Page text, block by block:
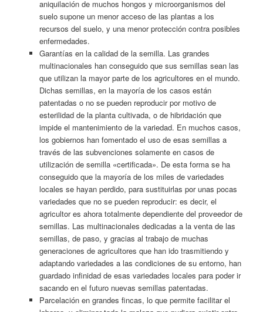
aniquilación de muchos hongos y microorganismos del
suelo supone un menor acceso de las plantas a los
recursos del suelo, y una menor protección contra posibles
enfermedades.
Garantías en la calidad de la semilla. Las grandes
multinacionales han conseguido que sus semillas sean las
que utilizan la mayor parte de los agricultores en el mundo.
Dichas semillas, en la mayoría de los casos están
patentadas o no se pueden reproducir por motivo de
esterilidad de la planta cultivada, o de hibridación que
impide el mantenimiento de la variedad. En muchos casos,
los gobiernos han fomentado el uso de esas semillas a
través de las subvenciones solamente en casos de
utilización de semilla «certificada». De esta forma se ha
conseguido que la mayoría de los miles de variedades
locales se hayan perdido, para sustituirlas por unas pocas
variedades que no se pueden reproducir: es decir, el
agricultor es ahora totalmente dependiente del proveedor de
semillas. Las multinacionales dedicadas a la venta de las
semillas, de paso, y gracias al trabajo de muchas
generaciones de agricultores que han ido trasmitiendo y
adaptando variedades a las condiciones de su entorno, han
guardado infinidad de esas variedades locales para poder ir
sacando en el futuro nuevas semillas patentadas.
Parcelación en grandes fincas, lo que permite facilitar el